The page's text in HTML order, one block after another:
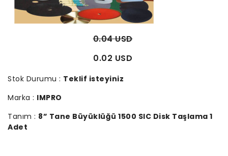
0.04 USD
0.02 USD
Stok Durumu : Teklif isteyiniz
Marka : IMPRO
Tanım : 8” Tane Büyüklüğü 1500 SIC Disk Taşlama 1
Adet